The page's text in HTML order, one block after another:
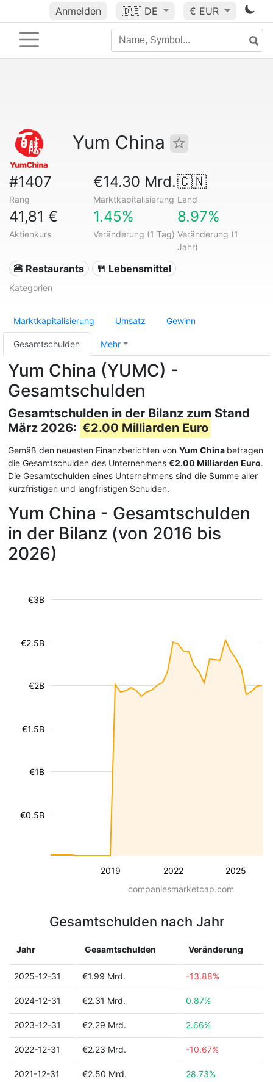
Anmelden 🇩🇪 DE € EUR
Yum China
#1407
Rang
€14.30 Mrd.
Marktkapitalisierung
🇨🇳
Land
41,81 €
Aktienkurs
1.45%
Veränderung (1 Tag)
8.97%
Veränderung (1
Jahr)
🍔 Restaurants 🍴 Lebensmittel
Kategorien
Marktkapitalisierung Umsatz Gewinn
Gesamtschulden Mehr
Yum China (YUMC) -
Gesamtschulden
Gesamtschulden in der Bilanz zum Stand
März 2026: €2.00 Milliarden Euro
Gemäß den neuesten Finanzberichten von Yum China betragen
die Gesamtschulden des Unternehmens €2.00 Milliarden Euro.
Die Gesamtschulden eines Unternehmens sind die Summe aller
kurzfristigen und langfristigen Schulden.
Yum China - Gesamtschulden
in der Bilanz (von 2016 bis
2026)
2019 2022 2025
€0.5B
€1B
€1.5B
€2B
€2.5B
€3B
companiesmarketcap.com
Gesamtschulden nach Jahr
Jahr Gesamtschulden Veränderung
2025-12-31 €1.99 Mrd. -13.88%
2024-12-31 €2.31 Mrd. 0.87%
2023-12-31 €2.29 Mrd. 2.66%
2022-12-31 €2.23 Mrd. -10.67%
2021-12-31 €2.50 Mrd. 28.73%